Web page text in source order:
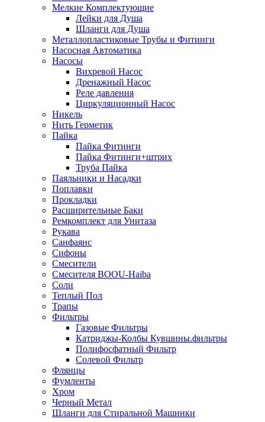
Мелкие Комплектующие
Лейки для Душа
Шланги для Душа
Металлопластиковые Трубы и Фитинги
Насосная Автоматика
Насосы
Вихревой Насос
Дренажный Насос
Реле давления
Циркуляционный Насос
Никель
Нить Герметик
Пайка
Пайка Фитинги
Пайка Фитинги+штрих
Труба Пайка
Паяльники и Насадки
Поплавки
Прокладки
Расширительные Баки
Ремкомплект для Унитаза
Рукава
Санфаянс
Сифоны
Смесители
Смесителя BOOU-Haiba
Соли
Теплый Пол
Трапы
Фильтры
Газовые Фильтры
Катриджы-Колбы Кувшины.фильтры
Полифосфатный Фильтр
Солевой Фильтр
Флянцы
Фумленты
Хром
Черный Метал
Шланги для Стиральной Машинки